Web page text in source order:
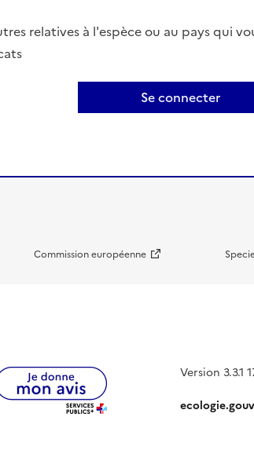
relatives à l'espèce ou au pays qui
Se connecter
Commission européenne
Version 3.3.1